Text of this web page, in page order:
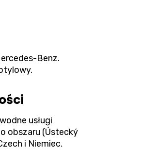
Benz.
usługi
obszaru (Ústecký
i Niemiec.